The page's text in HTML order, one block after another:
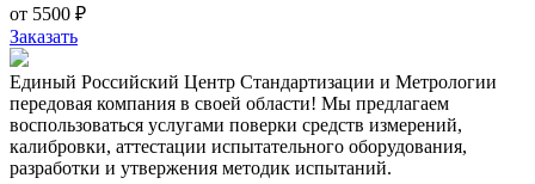
от 5500 ₽
Заказать
Единый Российский Центр Стандартизации и Метрологии
передовая компания в своей области! Мы предлагаем
воспользоваться услугами поверки средств измерений,
калибровки, аттестации испытательного оборудования,
разработки и утвержения методик испытаний.